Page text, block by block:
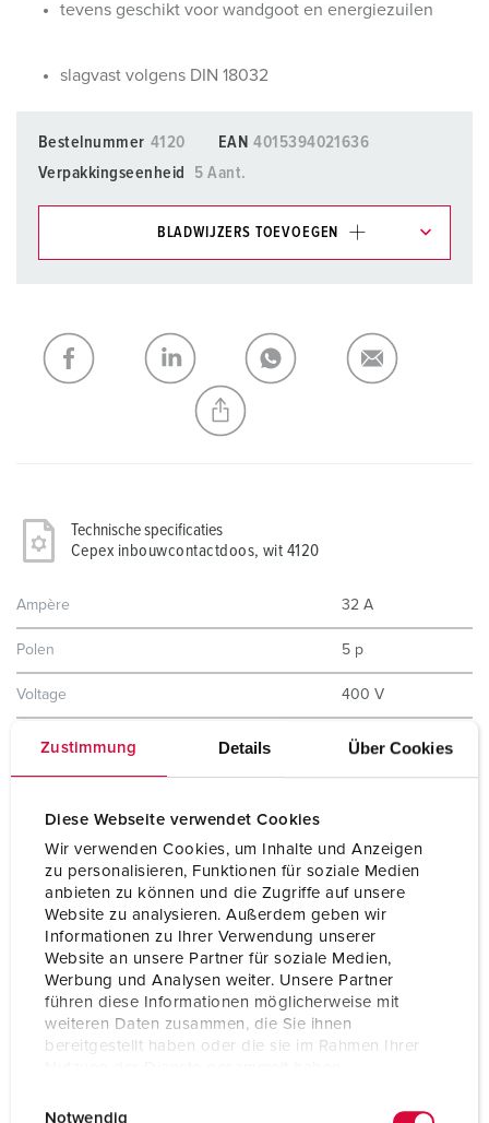
Zustimmung Details Über Cookies
Diese Webseite verwendet Cookies
Wir verwenden Cookies, um Inhalte und Anzeigen
zu personalisieren, Funktionen für soziale Medien
anbieten zu können und die Zugriffe auf unsere
Website zu analysieren. Außerdem geben wir
Informationen zu Ihrer Verwendung unserer
Website an unsere Partner für soziale Medien,
Werbung und Analysen weiter. Unsere Partner
führen diese Informationen möglicherweise mit
weiteren Daten zusammen, die Sie ihnen
bereitgestellt haben oder die sie im Rahmen Ihrer
Notwendig
tevens geschikt voor wandgoot en energiezuilen
slagvast volgens DIN 18032
Bestelnummer 4120 EAN 4015394021636
Verpakkingseenheid
5 Aant.
BLADWIJZERS TOEVOEGEN
Mijn lijst TOEVOEGEN
NIEUW LIJST MAKEN
Technische specificaties
Cepex inbouwcontactdoos, wit 4120
Ampère 32 A
Polen 5 p
Voltage 400 V
Uurstand 6 h
Beschermingsgraad
Aanrakingsveiligheid Nee
Gewicht 257 g
Certificeringen
EAC
CQC